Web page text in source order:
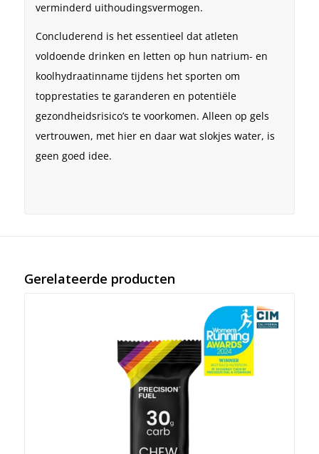
verminderd uithoudingsvermogen.
Concluderend is het essentieel dat atleten
voldoende drinken en letten op hun natrium- en
koolhydraatinname tijdens het sporten om
topprestaties te garanderen en potentiële
gezondheidsrisico’s te voorkomen. Alleen op gels
vertrouwen, met hier en daar wat slokjes water, is
geen goed idee.
Gerelateerde producten